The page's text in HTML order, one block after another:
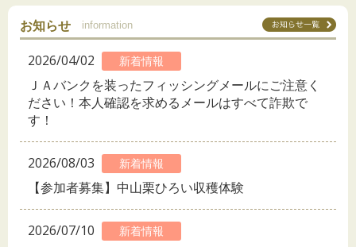
お知らせ information
2026/04/02 新着情報
ＪＡバンクを装ったフィッシングメールにご注意く
ださい！本人確認を求めるメールはすべて詐欺で
す！
2026/08/03 新着情報
【参加者募集】中山栗ひろい収穫体験
2026/07/10 新着情報